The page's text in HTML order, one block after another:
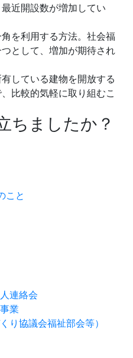
近開設数が増加してい
を利用する方法。社会福
として、増加が期待され
している建物を開放する
比較的気軽に取り組むこ
ちましたか？
こと
連絡会
業
り協議会福祉部会等）